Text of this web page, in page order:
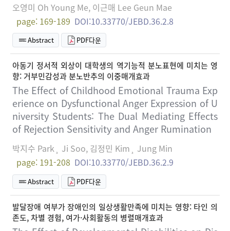
오영미 Oh Young Me, 이근매 Lee Geun Mae
page: 169-189 DOI:10.33770/JEBD.36.2.8
Abstract PDF다운
아동기 정서적 외상이 대학생의 역기능적 분노표현에 미치는 영
향: 거부민감성과 분노반추의 이중매개효과
The Effect of Childhood Emotional Trauma Exp
erience on Dysfunctional Anger Expression of U
niversity Students: The Dual Mediating Effects
of Rejection Sensitivity and Anger Rumination
박지수 Park¸ Ji Soo, 김정민 Kim¸ Jung Min
page: 191-208 DOI:10.33770/JEBD.36.2.9
Abstract PDF다운
발달장애 여부가 장애인의 일상생활만족에 미치는 영향: 타인 의
존도, 차별 경험, 여가·사회활동의 병렬매개효과